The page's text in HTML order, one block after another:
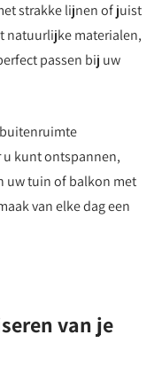
strakke lijnen of juist
natuurlijke materialen,
passen bij uw
u kunt ontspannen,
uw tuin of balkon met
van elke dag een
van je